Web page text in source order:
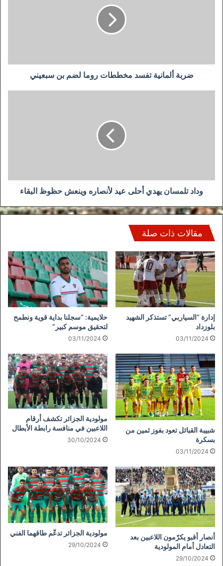
ضربة ألمانية تفسد مخططات روما لضم بن سبعيني
البقاء
وداد تلمسان يهدي أحلى عيد لأنصاره وينعش حظوظ البقاء
مقالات ذات صلة
إدارة “السياربي” تستذكر الشهيد
بلوزداد
03/11/2024
حلايمية: “سجلنا بداية قوية ونطمح
لتحقيق موسم كبير”
03/11/2024
شبيبة القبائل تعود بفوز ثمين من
بسكرة
03/11/2024
مولودية الجزائر تكشف أرقام
اللاعبين في منافسة رابطة الأبطال
30/10/2024
أنصار أقبو يكرّمون اللاعبين بعد
التعادل أمام المولودية
29/10/2024
مولودية الجزائر تدعّم طاقهما الفني
29/10/2024